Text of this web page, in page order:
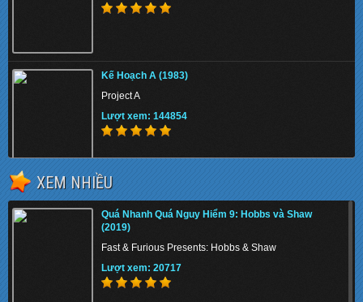
Kế Hoạch A (1983)
Project A
Lượt xem: 144854
Chasing the Dragon II: Wild Wild Bunch
XEM NHIỀU
Quá Nhanh Quá Nguy Hiểm 9: Hobbs và Shaw
(2019)
Fast & Furious Presents: Hobbs & Shaw
Lượt xem: 20717